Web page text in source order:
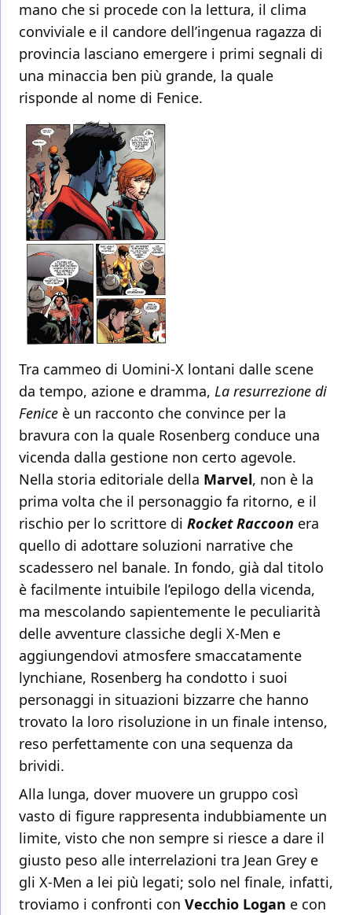
mano che si procede con la lettura, il clima
conviviale e il candore dell’ingenua ragazza di
provincia lasciano emergere i primi segnali di
una minaccia ben più grande, la quale
risponde al nome di Fenice.
Tra cammeo di Uomini-X lontani dalle scene
da tempo, azione e dramma, La resurrezione di
Fenice è un racconto che convince per la
bravura con la quale Rosenberg conduce una
vicenda dalla gestione non certo agevole.
Nella storia editoriale della Marvel, non è la
prima volta che il personaggio fa ritorno, e il
rischio per lo scrittore di Rocket Raccoon era
quello di adottare soluzioni narrative che
scadessero nel banale. In fondo, già dal titolo
è facilmente intuibile l’epilogo della vicenda,
ma mescolando sapientemente le peculiarità
delle avventure classiche degli X-Men e
aggiungendovi atmosfere smaccatamente
lynchiane, Rosenberg ha condotto i suoi
personaggi in situazioni bizzarre che hanno
trovato la loro risoluzione in un finale intenso,
reso perfettamente con una sequenza da
brividi.
Alla lunga, dover muovere un gruppo così
vasto di figure rappresenta indubbiamente un
limite, visto che non sempre si riesce a dare il
giusto peso alle interrelazioni tra Jean Grey e
gli X-Men a lei più legati; solo nel finale, infatti,
troviamo i confronti con Vecchio Logan e con